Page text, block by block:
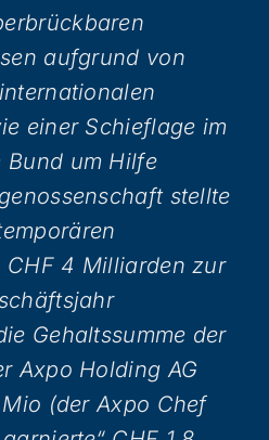
aufgrund von
einer Schieflage im
Bund um Hilfe
stellte
CHF 4 Milliarden zur
Gehaltssumme der
Axpo Holding AG
(der Axpo Chef